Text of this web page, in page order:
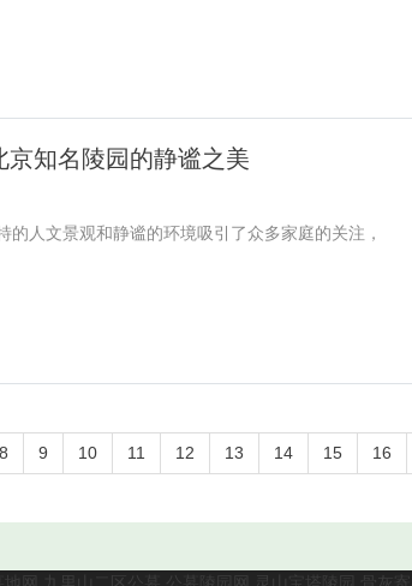
知名陵园的静谧之美
人文景观和静谧的环境吸引了众多家庭的关注，
8 9 10 11 12 13 14 15 16